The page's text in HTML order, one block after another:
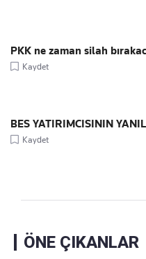
PKK ne zaman silah
Kaydet
BES YATIRIMCISININ
Kaydet
ÖNE ÇIKANLAR